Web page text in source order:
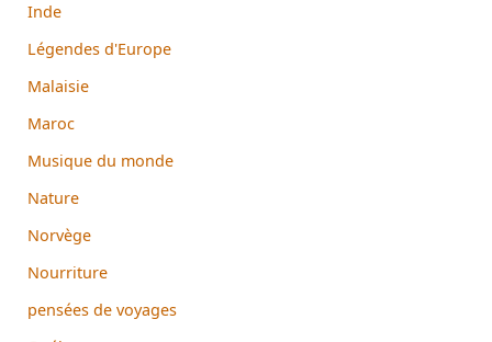
Inde
Légendes d'Europe
Malaisie
Maroc
Musique du monde
Nature
Norvège
Nourriture
pensées de voyages